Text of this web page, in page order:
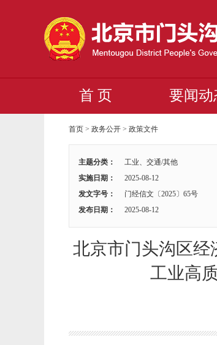
首 页 要闻动
首页 >政务公开 >政策文件
主题分类： 工业、交通/其他
实施日期：
2025-08-12
发文字号：
门经信文〔2025〕65号
发布日期：
2025-08-12
北京市门头沟区经
工业高